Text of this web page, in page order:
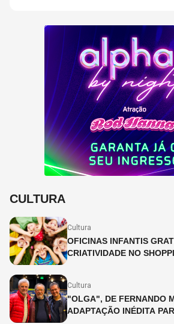
CULTURA
Cultura
OFICINAS INFANTIS
CRIATIVIDADE NO
Cultura
"OLGA", DE FERNANDO
ADAPTAÇÃO INÉDITA